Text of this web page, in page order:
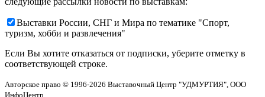
Выставки России, СНГ и Мира по тематике "Спорт,
туризм, хобби и развлечения"
Если Вы хотите отказаться от подписки, уберите отметку в
соответствующей строке.
Авторское право © 1996-2026 Выставочный Центр "УДМУРТИЯ", ООО
ИнфоЦентр